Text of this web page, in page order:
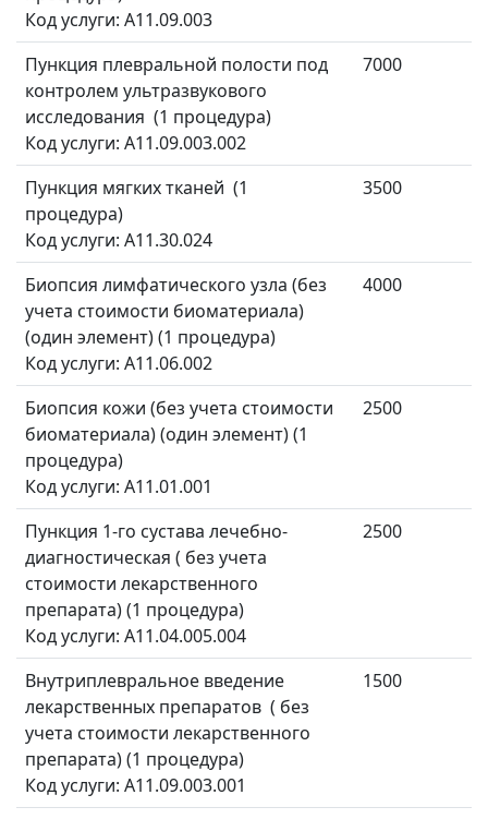
Код услуги: A11.09.003
Пункция плевральной полости под
контролем ультразвукового
исследования (1 процедура)
Код услуги: A11.09.003.002
7000
Пункция мягких тканей (1
процедура)
Код услуги: A11.30.024
3500
Биопсия лимфатического узла (без
учета стоимости биоматериала)
(один элемент) (1 процедура)
Код услуги: A11.06.002
4000
Биопсия кожи (без учета стоимости
биоматериала) (один элемент) (1
процедура)
Код услуги: A11.01.001
2500
Пункция 1-го сустава лечебно-
диагностическая ( без учета
стоимости лекарственного
препарата) (1 процедура)
Код услуги: A11.04.005.004
2500
Внутриплевральное введение
лекарственных препаратов ( без
учета стоимости лекарственного
препарата) (1 процедура)
Код услуги: A11.09.003.001
1500